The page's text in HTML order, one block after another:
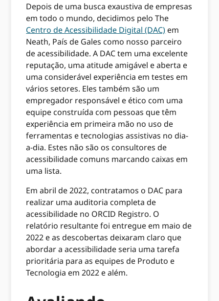
Depois de uma busca exaustiva de empresas
em todo o mundo, decidimos pelo The
Centro de Acessibilidade Digital (DAC) em
Neath, País de Gales como nosso parceiro
de acessibilidade. A DAC tem uma excelente
reputação, uma atitude amigável e aberta e
uma considerável experiência em testes em
vários setores. Eles também são um
empregador responsável e ético com uma
equipe construída com pessoas que têm
experiência em primeira mão no uso de
ferramentas e tecnologias assistivas no dia-
a-dia. Estes não são os consultores de
acessibilidade comuns marcando caixas em
uma lista.
Em abril de 2022, contratamos o DAC para
realizar uma auditoria completa de
acessibilidade no ORCID Registro. O
relatório resultante foi entregue em maio de
2022 e as descobertas deixaram claro que
abordar a acessibilidade seria uma tarefa
prioritária para as equipes de Produto e
Tecnologia em 2022 e além.